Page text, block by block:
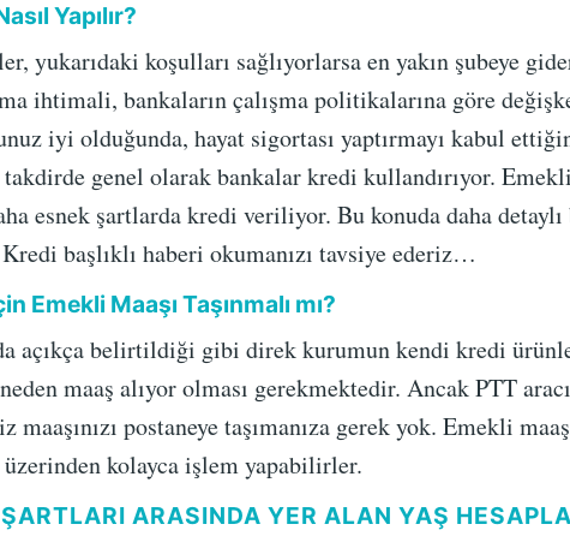
Yapılır?
yukarıdaki koşulları sağlıyorlarsa en yakın şubeye
ihtimali, bankaların çalışma politikalarına göre
iyi olduğunda, hayat sigortası yaptırmayı kabul
takdirde genel olarak bankalar kredi kullandırıyor.
esnek şartlarda kredi veriliyor. Bu konuda daha
başlıklı haberi okumanızı tavsiye ederiz…
Emekli Maaşı Taşınmalı mı?
açıkça belirtildiği gibi direk kurumun kendi kredi
maaş alıyor olması gerekmektedir. Ancak PTT
postaneye taşımanıza gerek yok. Emekli
kolayca işlem yapabilirler.
ARASINDA YER ALAN YAŞ